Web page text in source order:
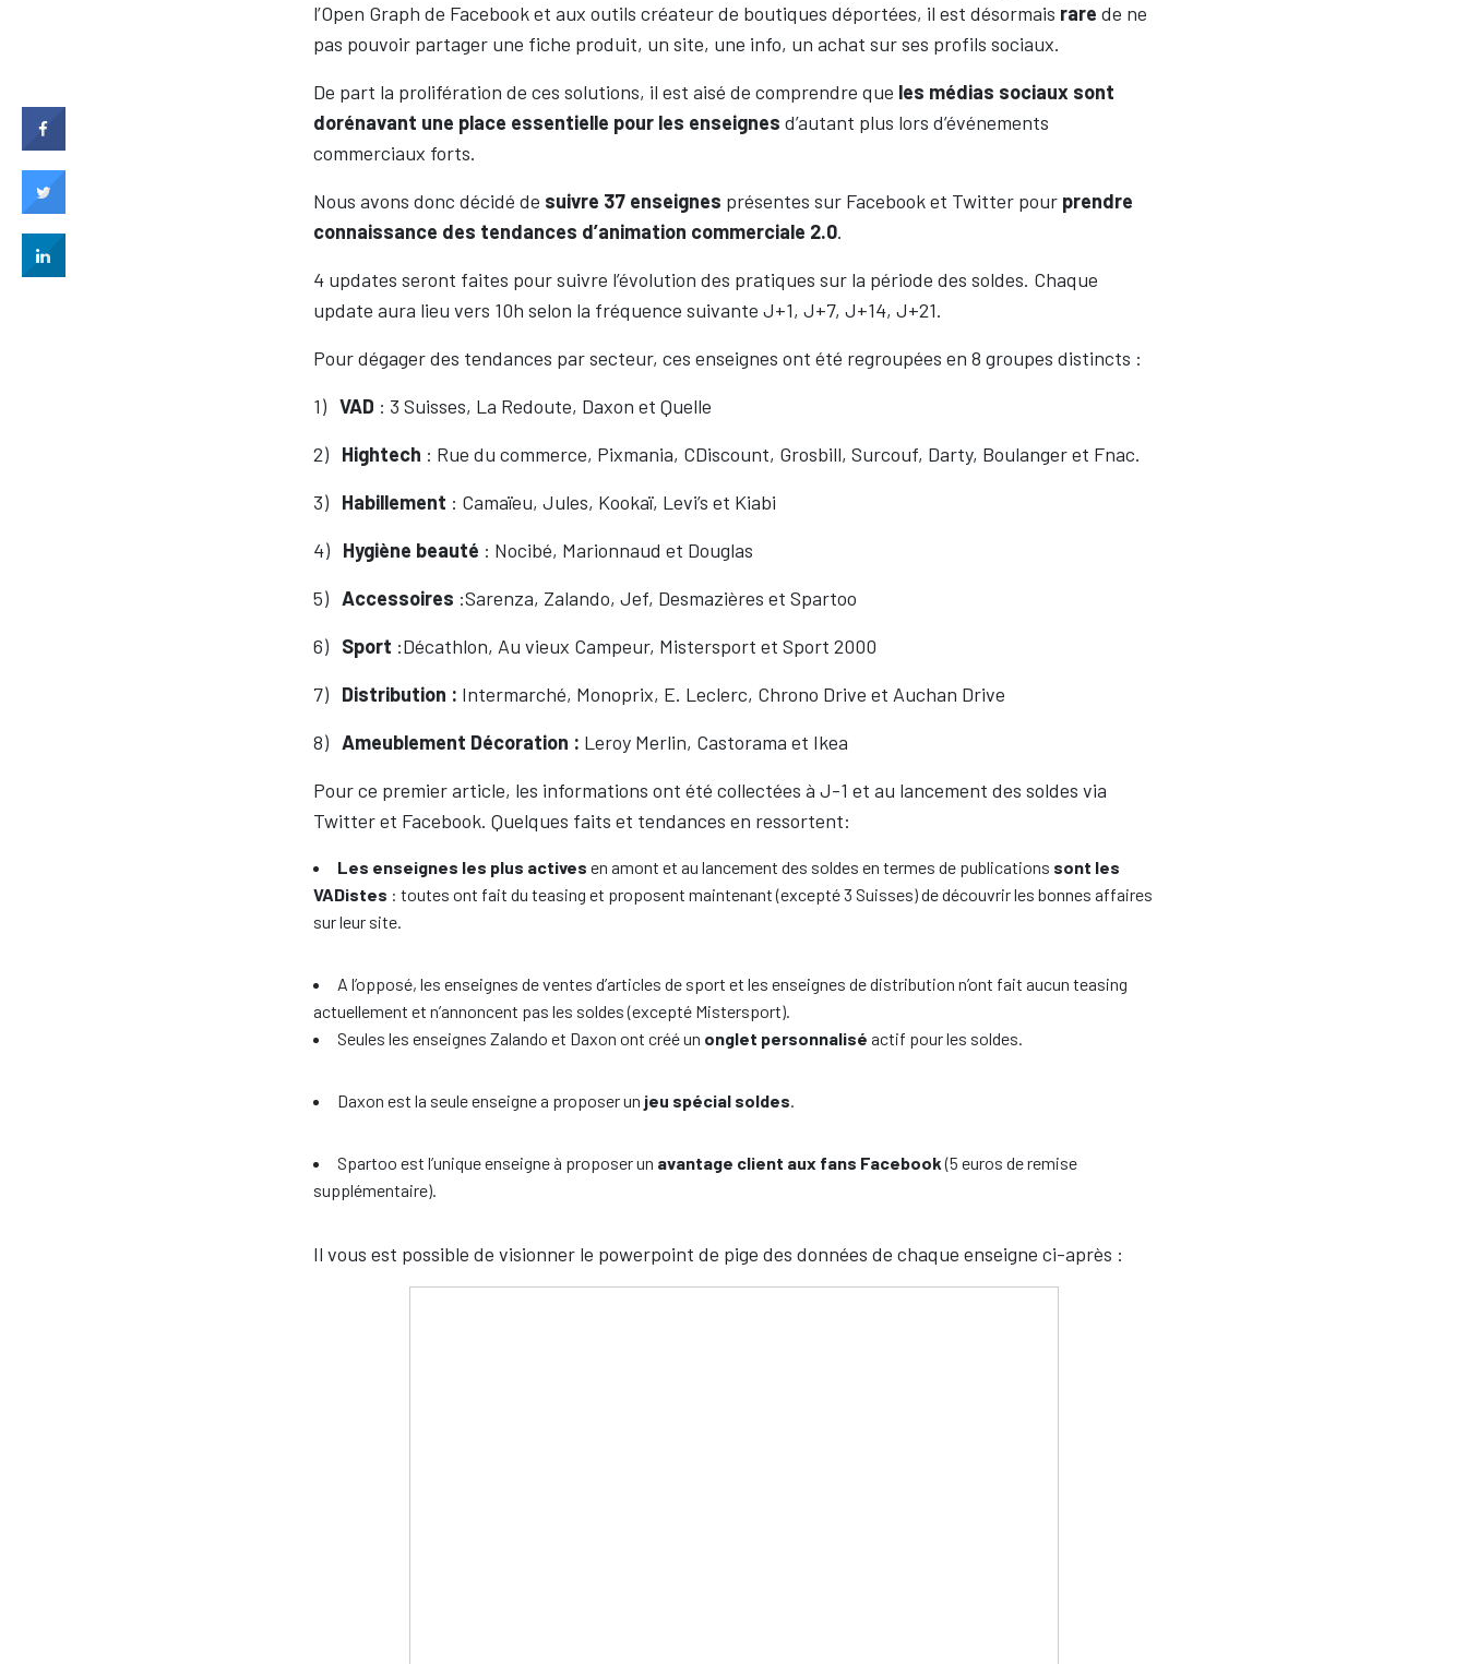
l’Open Graph de Facebook et aux outils créateur de boutiques déportées, il est désormais rare de ne
pas pouvoir partager une fiche produit, un site, une info, un achat sur ses profils sociaux.
De part la prolifération de ces solutions, il est aisé de comprendre que les médias sociaux sont
dorénavant une place essentielle pour les enseignes d’autant plus lors d’événements
commerciaux forts.
Nous avons donc décidé de suivre 37 enseignes présentes sur Facebook et Twitter pour prendre
connaissance des tendances d’animation commerciale 2.0.
4 updates seront faites pour suivre l’évolution des pratiques sur la période des soldes. Chaque
update aura lieu vers 10h selon la fréquence suivante J+1, J+7, J+14, J+21.
Pour dégager des tendances par secteur, ces enseignes ont été regroupées en 8 groupes distincts :
1) VAD : 3 Suisses, La Redoute, Daxon et Quelle
2) Hightech : Rue du commerce, Pixmania, CDiscount, Grosbill, Surcouf, Darty, Boulanger et Fnac.
3) Habillement : Camaïeu, Jules, Kookaï, Levi’s et Kiabi
4) Hygiène beauté : Nocibé, Marionnaud et Douglas
5) Accessoires :Sarenza, Zalando, Jef, Desmazières et Spartoo
6) Sport :Décathlon, Au vieux Campeur, Mistersport et Sport 2000
7) Distribution : Intermarché, Monoprix, E. Leclerc, Chrono Drive et Auchan Drive
8) Ameublement Décoration : Leroy Merlin, Castorama et Ikea
Pour ce premier article, les informations ont été collectées à J-1 et au lancement des soldes via
Twitter et Facebook. Quelques faits et tendances en ressortent:
Les enseignes les plus actives en amont et au lancement des soldes en termes de publications sont les
VADistes : toutes ont fait du teasing et proposent maintenant (excepté 3 Suisses) de découvrir les bonnes affaires
sur leur site.
A l’opposé, les enseignes de ventes d’articles de sport et les enseignes de distribution n’ont fait aucun teasing
actuellement et n’annoncent pas les soldes (excepté Mistersport).
Seules les enseignes Zalando et Daxon ont créé un onglet personnalisé actif pour les soldes.
Daxon est la seule enseigne a proposer un jeu spécial soldes.
Spartoo est l’unique enseigne à proposer un avantage client aux fans Facebook(5 euros de remise
supplémentaire).
Il vous est possible de visionner le powerpoint de pige des données de chaque enseigne ci-après :